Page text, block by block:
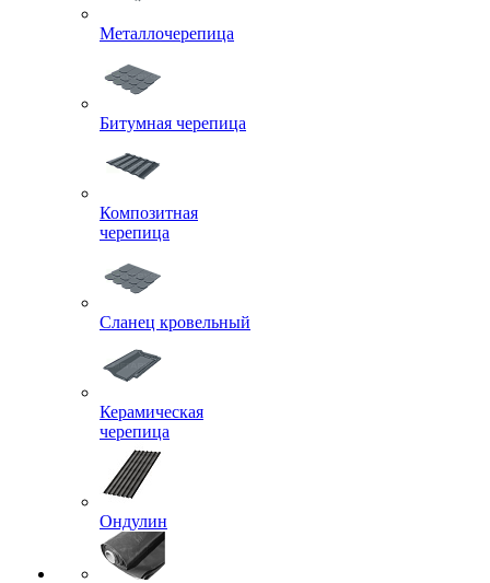
Металлочерепица
Битумная черепица
Композитная
черепица
Сланец кровельный
Керамическая
черепица
Ондулин